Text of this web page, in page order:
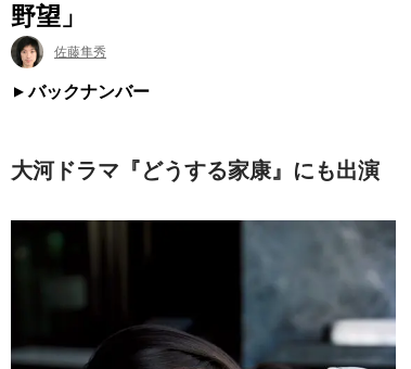
野望」
佐藤隼秀
バックナンバー
大河ドラマ『どうする家康』にも出演